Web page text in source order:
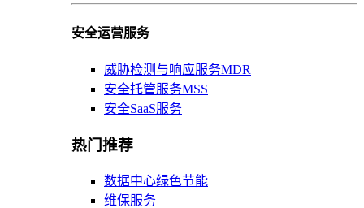
安全运营服务
威胁检测与响应服务MDR
安全托管服务MSS
安全SaaS服务
热门推荐
数据中心绿色节能
维保服务